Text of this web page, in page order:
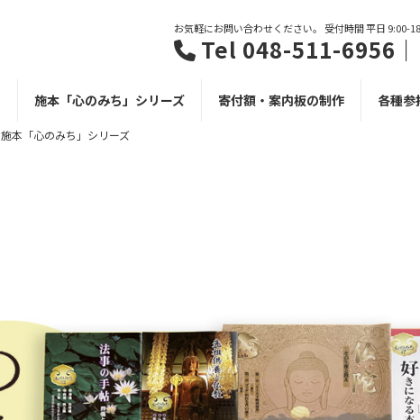
お気軽にお問い合わせください。 受付時間 平日 9:00-
Tel 048-511-6956
施本「心のみち」シリーズ 寄付額・案内板の制作 各種参
施本「心のみち」シリーズ